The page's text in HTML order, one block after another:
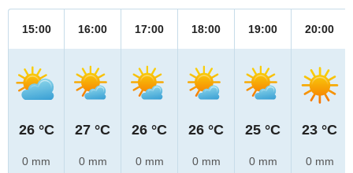
15:00
26 °C
0 mm
16:00
27 °C
0 mm
17:00
26 °C
0 mm
18:00
26 °C
0 mm
19:00
25 °C
0 mm
20:00
23 °C
0 mm